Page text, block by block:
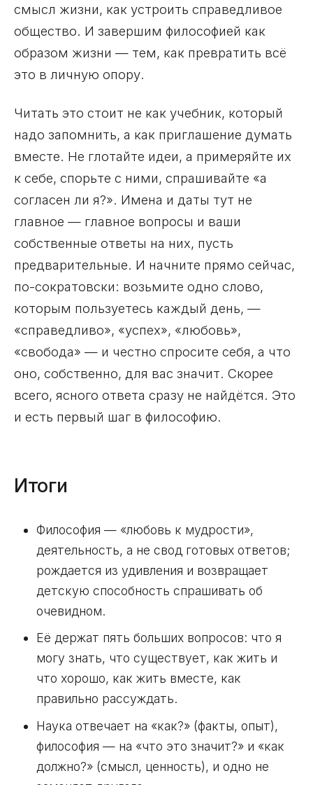
смысл жизни, как устроить справедливое
общество. И завершим философией как
образом жизни — тем, как превратить всё
это в личную опору.
Читать это стоит не как учебник, который
надо запомнить, а как приглашение думать
вместе. Не глотайте идеи, а примеряйте их
к себе, спорьте с ними, спрашивайте «а
согласен ли я?». Имена и даты тут не
главное — главное вопросы и ваши
собственные ответы на них, пусть
предварительные. И начните прямо сейчас,
по-сократовски: возьмите одно слово,
которым пользуетесь каждый день, —
«справедливо», «успех», «любовь»,
«свобода» — и честно спросите себя, а что
оно, собственно, для вас значит. Скорее
всего, ясного ответа сразу не найдётся. Это
и есть первый шаг в философию.
Итоги
Философия — «любовь к мудрости»,
деятельность, а не свод готовых ответов;
рождается из удивления и возвращает
детскую способность спрашивать об
очевидном.
Её держат пять больших вопросов: что я
могу знать, что существует, как жить и
что хорошо, как жить вместе, как
правильно рассуждать.
Наука отвечает на «как?» (факты, опыт),
философия — на «что это значит?» и «как
должно?» (смысл, ценность), и одно не